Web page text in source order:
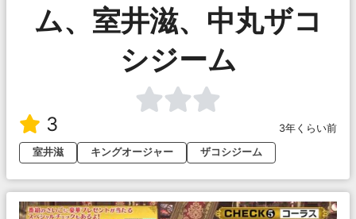
ム、室井滋、中丸ザコ
シジーム
3
3年くらい前
室井滋
キングオージャー ザコシジーム